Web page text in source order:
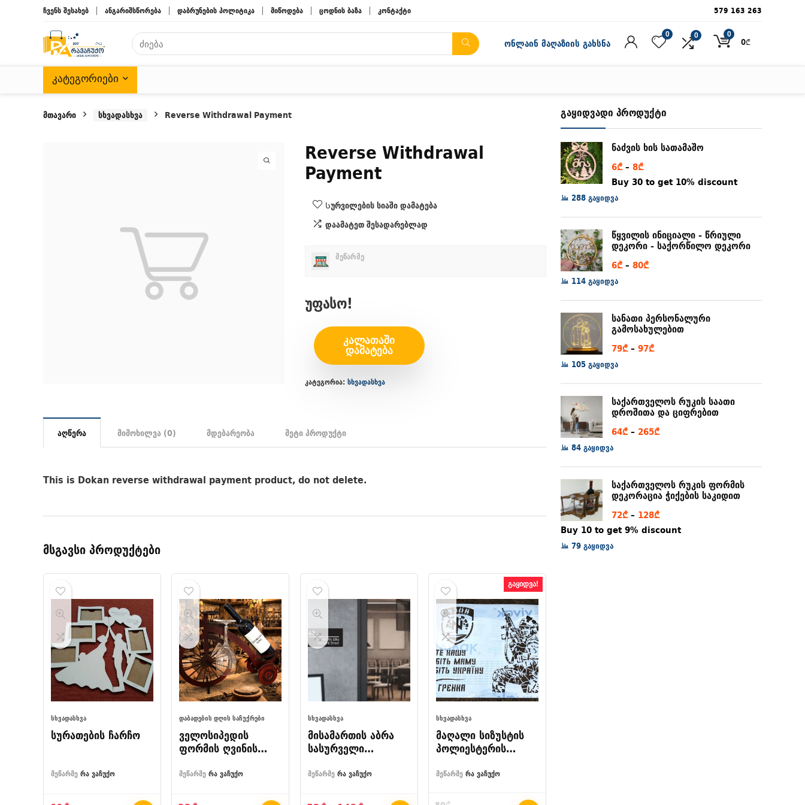
ჩვენს შესახებ ანგარიშსწორება დაბრუნების პოლიტიკა მიწოდება ცოდნის ბაზა კონტაქტი 579 163 263
ონლაინ მაღაზიის გახსნა
0 0 0
0₾
ᲙᲐᲢᲔᲒᲝᲠᲘᲔᲑᲘ
მთავარი სხვადასხვა Reverse Withdrawal Payment
Reverse Withdrawal
Payment
Სურვილების სიაში დამატება
დაამატეთ შესადარებლად
მეწარმე
უფასო!
ᲙᲐᲚᲐᲗᲐᲨᲘ
ᲓᲐᲛᲐᲢᲔᲑᲐ
კატეგორია: სხვადასხვა
აღწერა მიმოხილვა (0) მდებარეობა მეტი პროდუქტი
This is Dokan reverse withdrawal payment product, do not delete.
მსგავსი პროდუქტები
ᲡᲮᲕᲐᲓᲐᲡᲮᲕᲐ
სურათების ჩარჩო
მეწარმე რა ვაჩუქო
ᲓᲐᲑᲐᲓᲔᲑᲘᲡ ᲓᲦᲘᲡ ᲡᲐᲩᲣᲥᲠᲔᲑᲘ
ველოსიპედის
ფორმის ღვინის
მეწარმე რა ვაჩუქო
ᲡᲮᲕᲐᲓᲐᲡᲮᲕᲐ
მისამართის აბრა
სასურველი
მეწარმე რა ვაჩუქო
გაყიდვა!
ᲡᲮᲕᲐᲓᲐᲡᲮᲕᲐ
მაღალი სიზუსტის
პოლიესტერის
მიკრონი,
დიზაინით (130×90
მეწარმე რა ვაჩუქო
გაყიდვადი პროდუქტი
ნაძვის ხის სათამაშო
6₾ – 8₾Price
range:
Buy 30 to get 10% discount
288 გაყიდვა
წყვილის ინიციალი - წრიული
დეკორი - საქორწილო დეკორი
6₾ – 80₾Price
through
80₾
114 გაყიდვა
სანათი პერსონალური
გამოსახულებით
79₾ – 97₾Price
through
97₾
105 გაყიდვა
საქართველოს რუკის საათი
დროშითა და ციფრებით
64₾ – 265₾Price
through
265₾
84 გაყიდვა
საქართველოს რუკის ფორმის
დეკორაცია ჭიქების საკიდით
72₾ – 128₾Price
range:
Buy 10 to get 9% discount
79 გაყიდვა